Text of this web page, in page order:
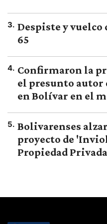
3. Despiste y vuelco
65
4. Confirmaron la
el presunto autor
en Bolívar en el
5. Bolivarenses
proyecto de
Propiedad